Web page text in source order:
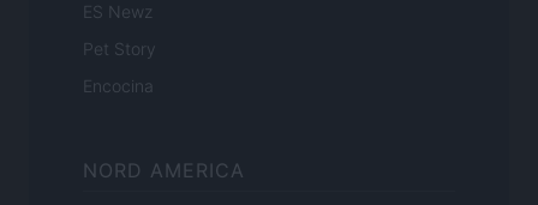
ES Newz
Pet Story
Encocina
NORD AMERICA